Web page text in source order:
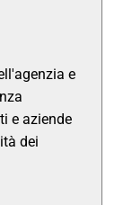
e
e aziende
dei